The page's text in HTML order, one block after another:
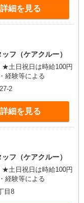
調布】東京都調布市国
1990A館 【在宅介護
市武蔵台二丁目20-16
101号室 【在宅介護
市南成瀬五丁目1-6 コ
詳細を見る
フ（ケアクルー）
経験等による
2
詳細を見る
フ（ケアクルー）
経験等による
目8